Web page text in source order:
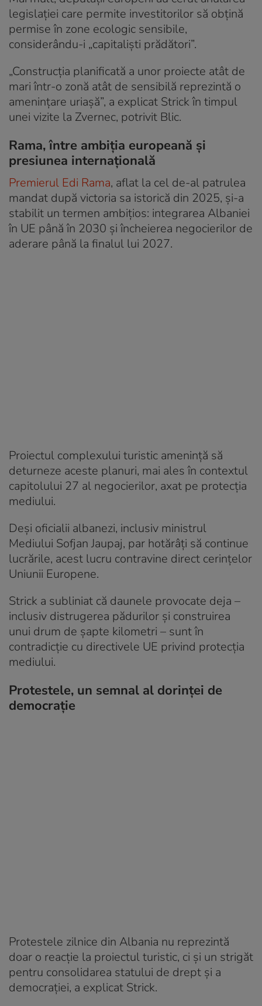
legislației care permite investitorilor să obțină
permise în zone ecologic sensibile,
considerându-i „capitaliști prădători”.
„Construcția planificată a unor proiecte atât de
mari într-o zonă atât de sensibilă reprezintă o
amenințare uriașă”, a explicat Strick în timpul
unei vizite la Zvernec, potrivit Blic.
Rama, între ambiția europeană și
presiunea internațională
Premierul Edi Rama, aflat la cel de-al patrulea
mandat după victoria sa istorică din 2025, și-a
stabilit un termen ambițios: integrarea Albaniei
în UE până în 2030 și încheierea negocierilor de
aderare până la finalul lui 2027.
Proiectul complexului turistic amenință să
deturneze aceste planuri, mai ales în contextul
capitolului 27 al negocierilor, axat pe protecția
mediului.
Deși oficialii albanezi, inclusiv ministrul
Mediului Sofjan Jaupaj, par hotărâți să continue
lucrările, acest lucru contravine direct cerințelor
Uniunii Europene.
Strick a subliniat că daunele provocate deja –
inclusiv distrugerea pădurilor și construirea
unui drum de șapte kilometri – sunt în
contradicție cu directivele UE privind protecția
mediului.
Protestele, un semnal al dorinței de
democrație
Protestele zilnice din Albania nu reprezintă
doar o reacție la proiectul turistic, ci și un strigăt
pentru consolidarea statului de drept și a
democrației, a explicat Strick.